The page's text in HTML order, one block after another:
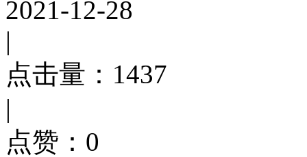
2021-12-28
|
点击量： 1437
|
点赞： 0